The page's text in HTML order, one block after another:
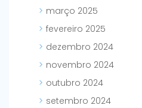
março 2025
fevereiro 2025
dezembro 2024
novembro 2024
outubro 2024
setembro 2024